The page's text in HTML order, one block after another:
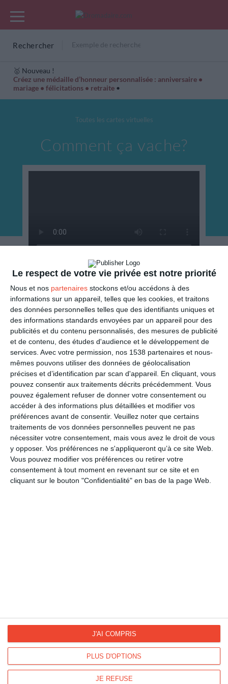
Le respect de votre vie privée est notre priorité
Nous et nos partenaires stockons et/ou accédons à des
informations sur un appareil, telles que les cookies, et traitons
des données personnelles telles que des identifiants uniques et
des informations standards envoyées par un appareil pour des
publicités et du contenu personnalisés, des mesures de publicité
et de contenu, des études d'audience et le développement de
services. Avec votre permission, nos 1538 partenaires et nous-
mêmes pouvons utiliser des données de géolocalisation
précises et d’identification par scan d'appareil. En cliquant, vous
pouvez consentir aux traitements décrits précédemment. Vous
pouvez également refuser de donner votre consentement ou
accéder à des informations plus détaillées et modifier vos
préférences avant de consentir. Veuillez noter que certains
traitements de vos données personnelles peuvent ne pas
nécessiter votre consentement, mais vous avez le droit de vous
y opposer. Vos préférences ne s'appliqueront qu’à ce site Web.
Vous pouvez modifier vos préférences ou retirer votre
consentement à tout moment en revenant sur ce site et en
cliquant sur le bouton "Confidentialité" en bas de la page Web.
PLUS D'OPTIONS
JE REFUSE
J'AI COMPRIS
Rechercher
🥇 Nouveau !
Créez une médaille d’honneur personnalisée : anniversaire •
mariage • félicitations • retraite •
Cartes Hiver Cadeaux années de naissance
Toutes les cartes virtuelles
Comment ça vache?
ENVOYER
Mail(GRATUIT)
SMS(1,80€, en France)
PARTAGER
Facebook, Twitter, WhatsApp, ...
VOIR D'AUTRES CARTES DANS
LA CATÉGORIE
Animaux
anniversaire, amour, amitié, fêtes...
Pour connaître les dates des fêtes, découvrez le